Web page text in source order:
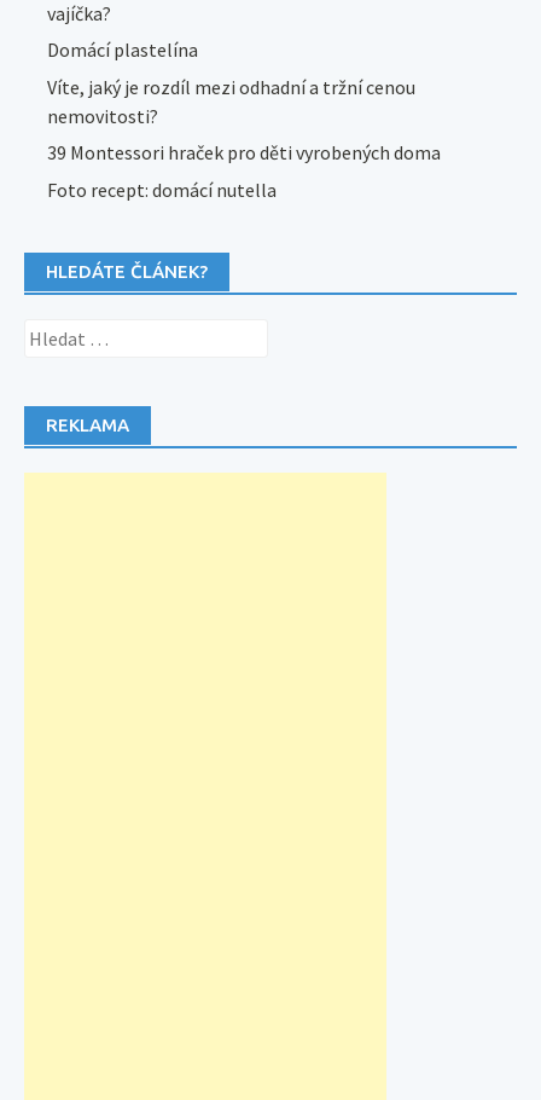
vajíčka?
Domácí plastelína
Víte, jaký je rozdíl mezi odhadní a tržní cenou
nemovitosti?
39 Montessori hraček pro děti vyrobených doma
Foto recept: domácí nutella
HLEDÁTE ČLÁNEK?
Vyhledávání
REKLAMA